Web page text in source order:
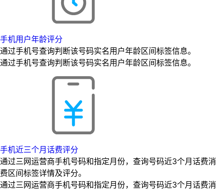
手机用户年龄评分
通过手机号查询判断该号码实名用户年龄区间标签信息。
通过手机号查询判断该号码实名用户年龄区间标签信息。
手机近三个月话费评分
通过三网运营商手机号码和指定月份，查询号码近3个月话费消
费区间标签详情及评分。
通过三网运营商手机号码和指定月份，查询号码近3个月话费消